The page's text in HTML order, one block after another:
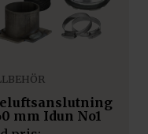
mm Idun No1